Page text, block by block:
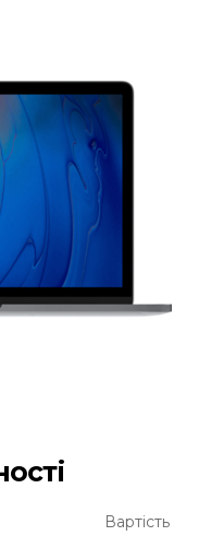
Вартість